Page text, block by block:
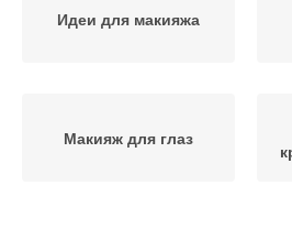
Идеи для макияжа
Макияж для глаз